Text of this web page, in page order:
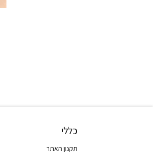
כללי
תקנון האתר